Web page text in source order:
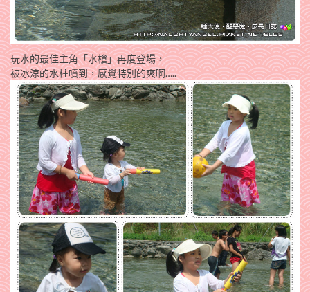
玩水的最佳主角「水槍」再度登場，
被冰涼的水柱噴到，感覺特別的爽啊…..